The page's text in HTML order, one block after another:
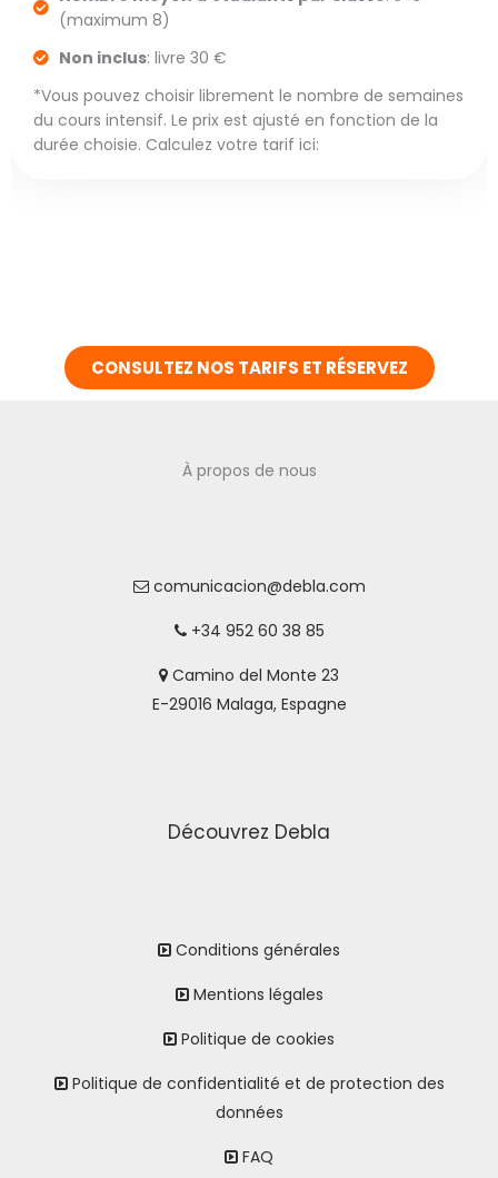
(maximum 8)
Non inclus: livre 30 €
*Vous pouvez choisir librement le nombre de semaines
du cours intensif. Le prix est ajusté en fonction de la
durée choisie. Calculez votre tarif ici:
CONSULTEZ NOS TARIFS ET RÉSERVEZ
À propos de nous
comunicacion@debla.com
+34 952 60 38 85
Camino del Monte 23
E-29016 Malaga, Espagne
Découvrez Debla
Conditions générales
Mentions légales
Politique de cookies
Politique de confidentialité et de protection des
données
FAQ